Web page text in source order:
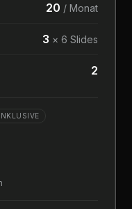
20 / Monat
3 × 6 Slides
2